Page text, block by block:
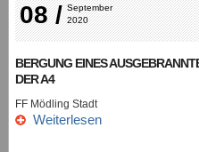
08 / September
2020
BERGUNG EINES
DER A4
FF Mödling Stadt
Weiterlesen